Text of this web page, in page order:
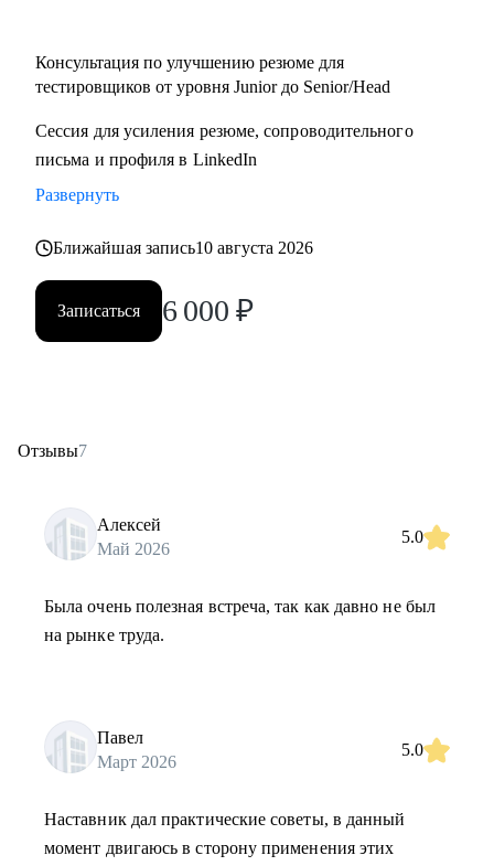
• QA Lead
Консультация по улучшению резюме для
тестировщиков от уровня Junior до Senior/Head
Сессия для усиления резюме, сопроводительного
письма и профиля в LinkedIn
Развернуть
Ближайшая запись10 августа 2026
Записаться 6 000 ₽
Отзывы7
Алексей
Май 2026
5.0
Была очень полезная встреча, так как давно не был
на рынке труда.
Павел
Март 2026
5.0
Наставник дал практические советы, в данный
момент двигаюсь в сторону применения этих